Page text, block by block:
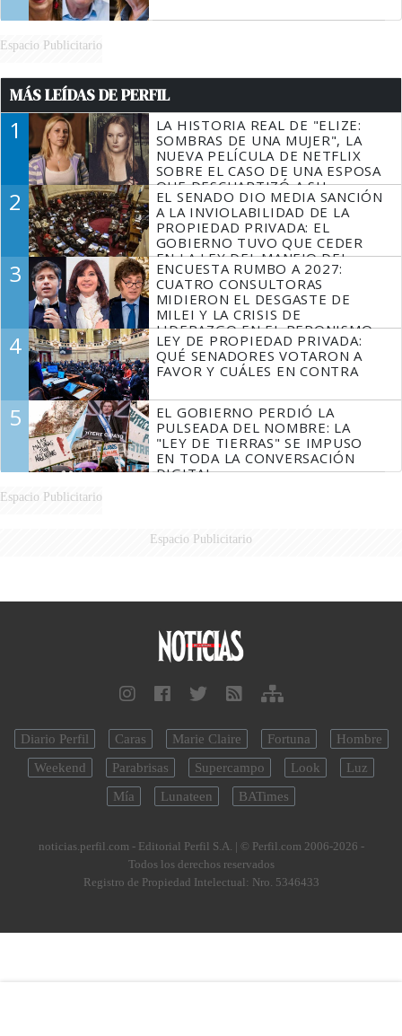
Espacio Publicitario
MÁS LEÍDAS DE PERFIL
1
LA HISTORIA REAL DE "ELIZE:
SOMBRAS DE UNA MUJER", LA
NUEVA PELÍCULA DE NETFLIX
SOBRE EL CASO DE UNA ESPOSA
QUE DESCUARTIZÓ A SU
MARIDO
2
EL SENADO DIO MEDIA SANCIÓN
A LA INVIOLABILIDAD DE LA
PROPIEDAD PRIVADA: EL
GOBIERNO TUVO QUE CEDER
EN LA LEY DEL MANEJO DEL
FUEGO
3
ENCUESTA RUMBO A 2027:
CUATRO CONSULTORAS
MIDIERON EL DESGASTE DE
MILEI Y LA CRISIS DE
LIDERAZGO EN EL PERONISMO
4
LEY DE PROPIEDAD PRIVADA:
QUÉ SENADORES VOTARON A
FAVOR Y CUÁLES EN CONTRA
5
EL GOBIERNO PERDIÓ LA
PULSEADA DEL NOMBRE: LA
"LEY DE TIERRAS" SE IMPUSO
EN TODA LA CONVERSACIÓN
DIGITAL
Espacio Publicitario
Espacio Publicitario
Diario Perfil Caras Marie Claire Fortuna
Hombre
Weekend
Parabrisas Supercampo Look
Luz
Mía
Lunateen BATimes
noticias.perfil.com - Editorial Perfil S.A. | © Perfil.com 2006-2026 -
Todos los derechos reservados
Registro de Propiedad Intelectual: Nro. 5346433